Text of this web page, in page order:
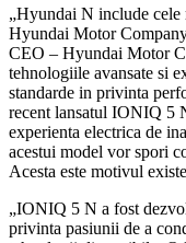
„Hyundai N include cele
Hyundai Motor
CEO – Hyundai Motor
tehnologiile avansate si
standarde in privinta
recent lansatul IONIQ 5
experienta electrica de
acestui model vor spori
Acesta este motivul
„IONIQ 5 N a fost
privinta pasiunii de a